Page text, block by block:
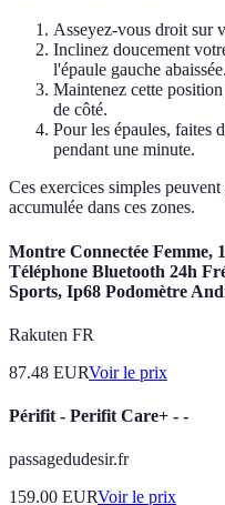
Asseyez-vous droit sur
Inclinez doucement
l'épaule gauche abaissée.
Maintenez cette
de côté.
Pour les épaules, faites
pendant une minute.
Ces exercices simples
accumulée dans ces zones.
Montre Connectée
Téléphone Bluetooth 24h
Sports, Ip68 Podomètre
Rakuten FR
87.48 EURVoir le prix
Périfit - Perifit Care+ - -
passagedudesir.fr
159.00 EURVoir le prix